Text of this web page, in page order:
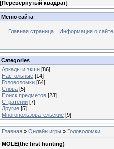
[Перевернутый квадрат]
Меню сайта
Главная страница Информация о сайте
Categories
Аркады и экшн [86]
Настольные [14]
Головоломки [64]
Слова [5]
Поиск предметов [23]
Стратегии [7]
Другие [5]
Многопользовательские [9]
Главная » Онлайн игры » Головоломки
MOLE(the first hunting)